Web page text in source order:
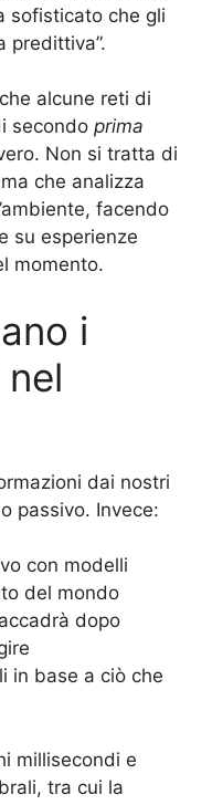
sofisticato che gli
predittiva”.
alcune reti di
secondo prima
Non si tratta di
che analizza
facendo
su esperienze
momento.
i
dai nostri
passivo. Invece:
con modelli
del mondo
dopo
in base a ciò che
millisecondi e
tra cui la